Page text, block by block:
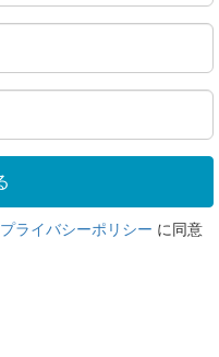
プライバシーポリシー に同意